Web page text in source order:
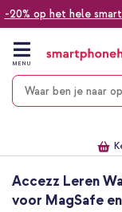
-20% op het hele
naar
inhoud
MENU
Accezz Leren
voor MagSafe